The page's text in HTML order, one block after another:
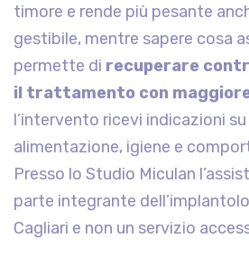
timore e rende più pesante
gestibile, mentre sapere cosa
permette di recuperare
il trattamento con
l’intervento ricevi indicazioni
alimentazione, igiene e
Presso lo Studio Miculan
parte integrante
Cagliari e non un servizio